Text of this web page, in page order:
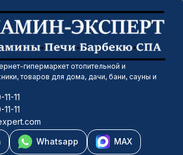
гипермаркет отопительной и
товаров для дома, дачи, бани, сауны и
11
11
Whatsapp
MAX